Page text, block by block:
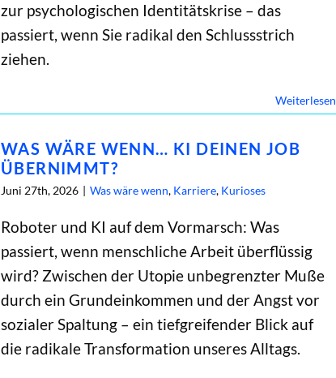
zur psychologischen Identitätskrise – das
passiert, wenn Sie radikal den Schlussstrich
ziehen.
Weiterlesen
WAS WÄRE WENN… KI DEINEN JOB
ÜBERNIMMT?
Juni 27th, 2026 | Was wäre wenn, Karriere, Kurioses
Roboter und KI auf dem Vormarsch: Was
passiert, wenn menschliche Arbeit überflüssig
wird? Zwischen der Utopie unbegrenzter Muße
durch ein Grundeinkommen und der Angst vor
sozialer Spaltung – ein tiefgreifender Blick auf
die radikale Transformation unseres Alltags.